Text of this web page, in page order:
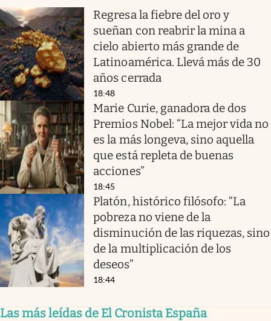
Regresa la fiebre del oro y
sueñan con reabrir la mina a
cielo abierto más grande de
Latinoamérica. Llevá más de 30
años cerrada
18:48
Marie Curie, ganadora de dos
Premios Nobel: “La mejor vida no
es la más longeva, sino aquella
que está repleta de buenas
acciones”
18:45
Platón, histórico filósofo: “La
pobreza no viene de la
disminución de las riquezas, sino
de la multiplicación de los
deseos”
18:44
Las más leídas de El Cronista España